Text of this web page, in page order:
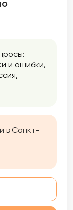
и ошибки,
и
сферы
роста,
клиента,
в Санкт-